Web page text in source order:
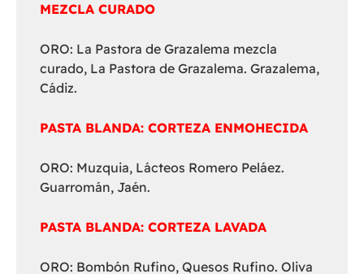
MEZCLA CURADO
ORO: La Pastora de Grazalema mezcla
curado, La Pastora de Grazalema. Grazalema,
Cádiz.
PASTA BLANDA: CORTEZA ENMOHECIDA
ORO: Muzquia, Lácteos Romero Peláez.
Guarromán, Jaén.
PASTA BLANDA: CORTEZA LAVADA
ORO: Bombón Rufino, Quesos Rufino. Oliva